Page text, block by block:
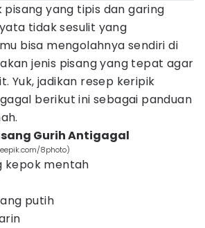
yang tipis dan garing
tidak sesulit yang
bisa mengolahnya sendiri di
jenis pisang yang tepat agar
Yuk, jadikan resep keripik
berikut ini sebagai panduan
Gurih Antigagal
8photo)
kepok mentah
putih